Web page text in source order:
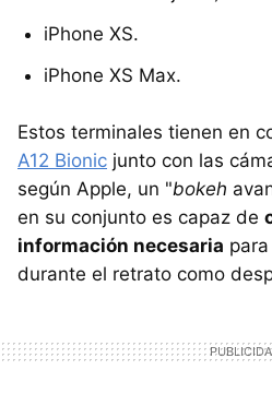
iPhone XS.
iPhone XS Max.
Estos terminales tienen en
A12 Bionic junto con las
según Apple, un "bokeh
en su conjunto es capaz de
información necesaria
durante el retrato como